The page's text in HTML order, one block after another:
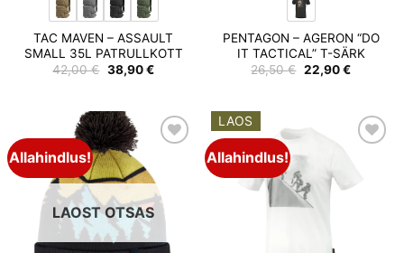
TAC MAVEN – ASSAULT
SMALL 35L PATRULLKOTT
42,00€ Algne
hind
38,90€Praegune
PENTAGON – AGERON “DO
IT TACTICAL” T-SÄRK
26,50€ Algne
hind
22,90€
Allahindlus!
wishlist
LAOST OTSAS
Allahindlus!
LAOS